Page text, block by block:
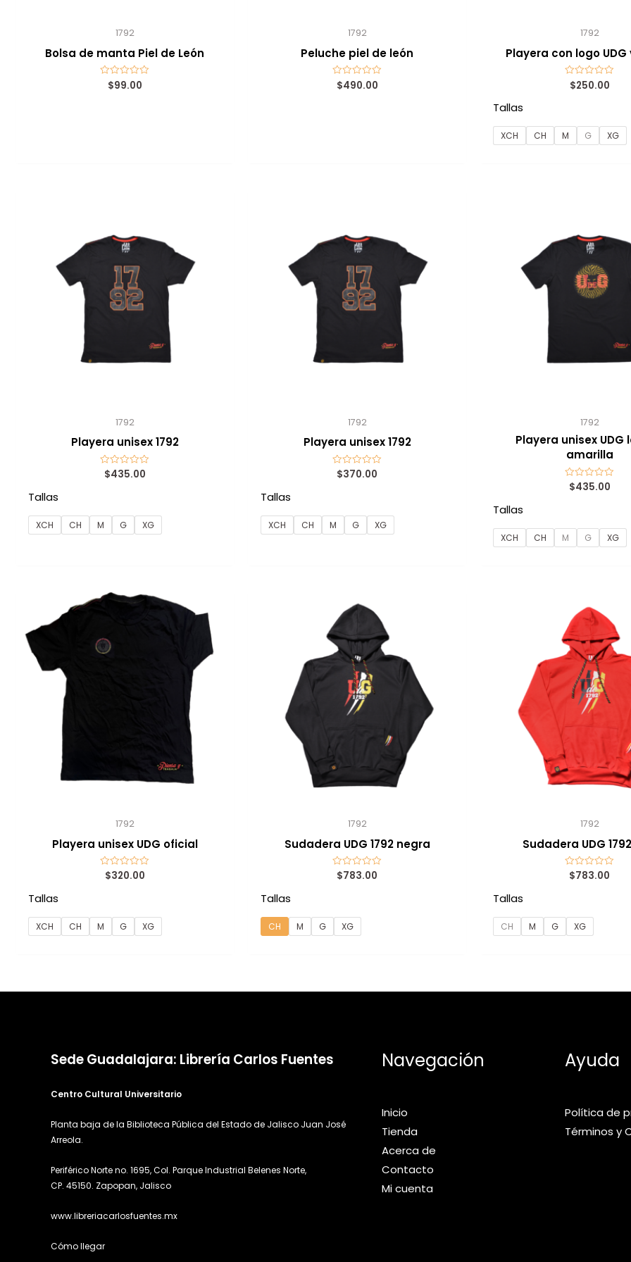
1792
Bolsa de manta Piel de León
Valorado
con
$99.00
1792
Peluche piel de león
Valorado
con
$490.00
1792
Playera con logo
Valorado
con
$250.00
Tallas
XCH CH M G XG
1792
Playera unisex 1792
Valorado
con
$435.00
Tallas
XCH CH M G XG
1792
Playera unisex 1792
Valorado
con
$370.00
Tallas
XCH CH M G XG
1792
Playera unisex UDG
amarilla
Valorado
con
$435.00
Tallas
XCH CH M G XG
1792
Playera unisex UDG oficial
Valorado
con
$320.00
Tallas
XCH CH M G XG
1792
Sudadera UDG 1792 negra
Valorado
con
$783.00
Tallas
CH M G XG
1792
Sudadera UDG
Valorado
con
$783.00
Tallas
CH M G XG
Sede Guadalajara: Librería Carlos Fuentes
Centro Cultural Universitario
Planta baja de la Biblioteca Pública del Estado de Jalisco Juan José
Arreola.
Periférico Norte no. 1695, Col. Parque Industrial Belenes Norte,
CP. 45150. Zapopan, Jalisco
www.libreriacarlosfuentes.mx
Cómo llegar
Navegación
Inicio
Tienda
Acerca de
Contacto
Mi cuenta
Ayuda
Política de
Términos y